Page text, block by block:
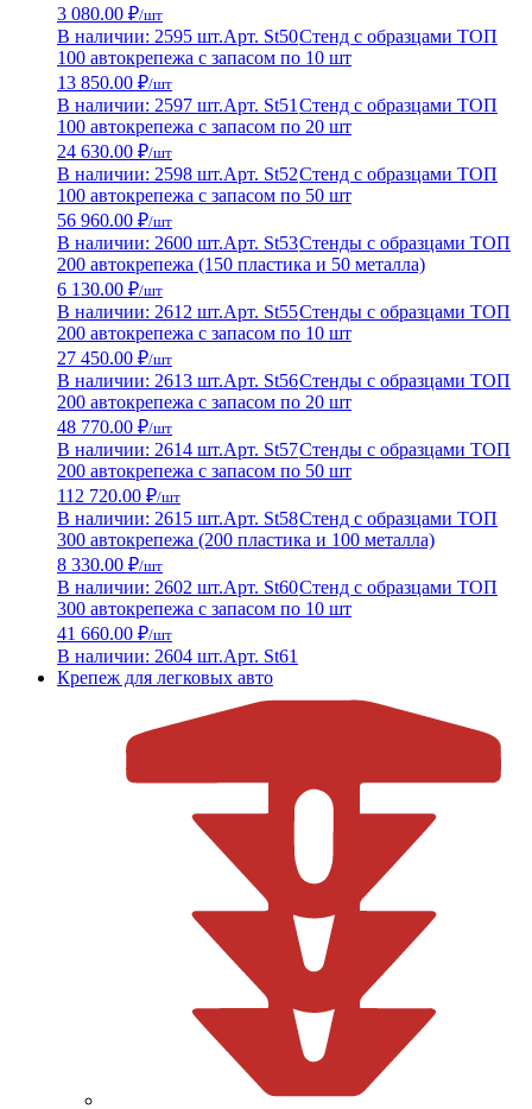
3 080.00 ₽/шт
В наличии: 2595 шт.Арт. St50Стенд с образцами ТОП
100 автокрепежа с запасом по 10 шт
13 850.00 ₽/шт
В наличии: 2597 шт.Арт. St51 Стенд с образцами ТОП
100 автокрепежа с запасом по 20 шт
24 630.00 ₽/шт
В наличии: 2598 шт.Арт. St52Стенд с образцами ТОП
100 автокрепежа с запасом по 50 шт
56 960.00 ₽/шт
В наличии: 2600 шт.Арт. St53Стенды с образцами ТОП
200 автокрепежа (150 пластика и 50 металла)
6 130.00 ₽/шт
В наличии: 2612 шт.Арт. St55Стенды с образцами ТОП
200 автокрепежа с запасом по 10 шт
27 450.00 ₽/шт
В наличии: 2613 шт.Арт. St56Стенды с образцами ТОП
200 автокрепежа с запасом по 20 шт
48 770.00 ₽/шт
В наличии: 2614 шт.Арт. St57Стенды с образцами ТОП
200 автокрепежа с запасом по 50 шт
112 720.00 ₽/шт
В наличии: 2615 шт.Арт. St58Стенд с образцами ТОП
300 автокрепежа (200 пластика и 100 металла)
8 330.00 ₽/шт
В наличии: 2602 шт.Арт. St60Стенд с образцами ТОП
300 автокрепежа с запасом по 10 шт
41 660.00 ₽/шт
В наличии: 2604 шт.Арт. St61
Крепеж для легковых авто